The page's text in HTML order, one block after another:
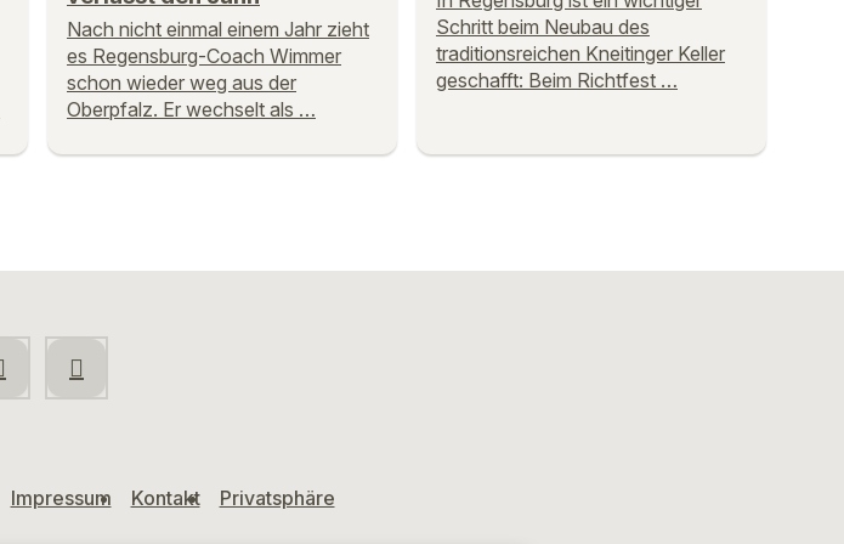
Nach nicht einmal einem Jahr zieht
es Regensburg-Coach Wimmer
schon wieder weg aus der
Oberpfalz. Er wechselt als …
Schritt beim Neubau des
traditionsreichen Kneitinger Keller
geschafft: Beim Richtfest …
Impressum Kontakt Privatsphäre